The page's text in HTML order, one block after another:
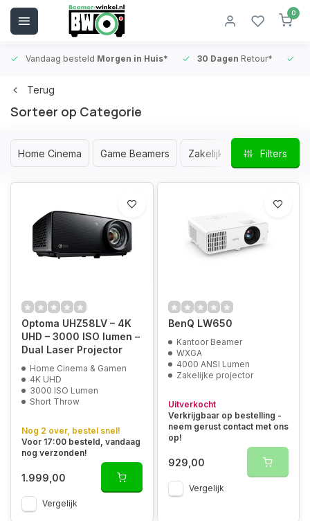
0
Vandaag besteld Morgen in Huis* 30 Dagen Retour*
Terug
Sorteer op Categorie
Home Cinema Game Beamers Zakelijke BeamersFilters
Optoma UHZ58LV – 4K
UHD – 3000 ISO lumen –
Dual Laser Projector
Home Cinema & Gamen
4K UHD
3000 ISO Lumen
Short Throw
Nog 2 over, bestel snel!
Voor 17:00 besteld, vandaag
nog verzonden!
1.999,00
Vergelijk
BenQ LW650
Kantoor Beamer
WXGA
4000 ANSI Lumen
Zakelijke projector
Uitverkocht
Verkrijgbaar op bestelling -
neem gerust contact met ons
op!
929,00
Vergelijk